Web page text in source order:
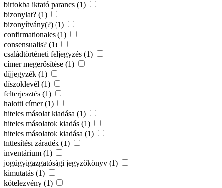
birtokba iktató parancs (1)
bizonylat? (1)
bizonyítvány(?) (1)
confirmationales (1)
consensualis? (1)
családtörténeti feljegyzés (1)
címer megerősítése (1)
díjjegyzék (1)
díszoklevél (1)
felterjesztés (1)
halotti címer (1)
hiteles másolat kiadása (1)
hiteles másolatok kiadás (1)
hiteles másolatok kiadása (1)
hitlesítési záradék (1)
inventárium (1)
jogügyigazgatósági jegyzőkönyv (1)
kimutatás (1)
kötelezvény (1)